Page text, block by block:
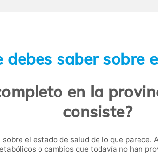
debes saber sobre
en la
consiste?
el estado de salud de lo que
o cambios que todavía no han